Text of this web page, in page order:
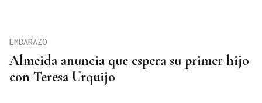
Almeida anuncia que espera su primer hijo
con Teresa Urquijo
EMBARAZO